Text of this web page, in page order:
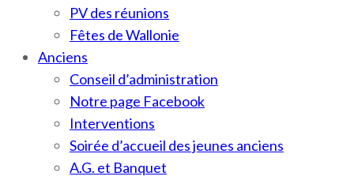
PV des réunions
Fêtes de Wallonie
Anciens
Conseil d’administration
Notre page Facebook
Interventions
Soirée d’accueil des jeunes anciens
A.G. et Banquet